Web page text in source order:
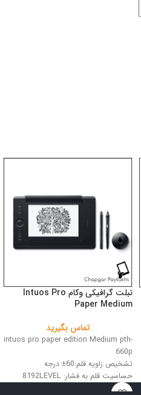
تبلت گرافیکی وکام Intuos Pro
Paper Medium
تماس بگیرید
intuos pro paper edition Medium pth-
660p
تشخیص زاویه قلم:60± درجه
حساسیت قلم به فشار: 8192LEVEL
رزولوشن: 5080LPI